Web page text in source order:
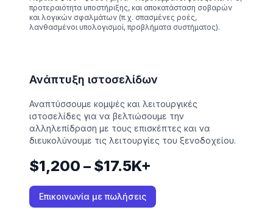
προτεραιότητα υποστήριξης, και αποκατάσταση σοβαρών
και λογικών σφαλμάτων (π.χ. σπασμένες ροές,
λανθασμένοι υπολογισμοί, προβλήματα συστήματος).
Ανάπτυξη ιστοσελίδων
Αναπτύσσουμε κομψές και λειτουργικές
ιστοσελίδες για να βελτιώσουμε την
αλληλεπίδραση με τους επισκέπτες και να
διευκολύνουμε τις λειτουργίες του ξενοδοχείου.
$1,200 – $17.5K+
Επικοινωνία με πωλήσεις